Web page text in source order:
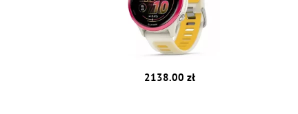
2138.00 zł